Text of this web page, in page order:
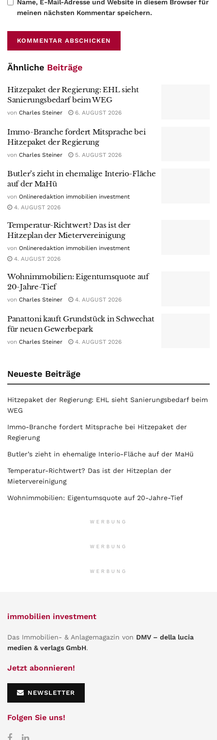
Name, E-Mail-Adresse und Website in diesem Browser für
meinen nächsten Kommentar speichern.
Ähnliche Beiträge
Hitzepaket der Regierung: EHL sieht
Sanierungsbedarf beim WEG
von Charles Steiner 6. AUGUST 2026
Immo-Branche fordert Mitsprache bei
Hitzepaket der Regierung
von Charles Steiner 5. AUGUST 2026
Butler’s zieht in ehemalige Interio-Fläche
auf der MaHü
von Onlineredaktion immobilien investment
4. AUGUST 2026
Temperatur-Richtwert? Das ist der
Hitzeplan der Mietervereinigung
von Onlineredaktion immobilien investment
4. AUGUST 2026
Wohnimmobilien: Eigentumsquote auf
20-Jahre-Tief
von Charles Steiner 4. AUGUST 2026
Panattoni kauft Grundstück in Schwechat
für neuen Gewerbepark
von Charles Steiner 4. AUGUST 2026
Neueste Beiträge
Hitzepaket der Regierung: EHL sieht Sanierungsbedarf beim
WEG
Immo-Branche fordert Mitsprache bei Hitzepaket der
Regierung
Butler’s zieht in ehemalige Interio-Fläche auf der MaHü
Temperatur-Richtwert? Das ist der Hitzeplan der
Mietervereinigung
Wohnimmobilien: Eigentumsquote auf 20-Jahre-Tief
WERBUNG
WERBUNG
WERBUNG
immobilien investment
Das Immobilien- & Anlagemagazin von DMV – della lucia
medien & verlags GmbH.
Jetzt abonnieren!
NEWSLETTER
Folgen Sie uns!